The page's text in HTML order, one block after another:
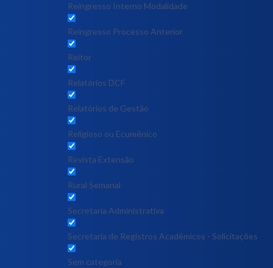
Reingresso Interno Modalidade
Reingresso Processo Anterior
Reitor
Relatórios DCF
Relatórios de Gestão
Religioso ou Ecumênico
Revista Extensão
Rural Semanal
Secretaria Administrativa
Secretaria de Registros Acadêmicos - Solicitações
Sem categoria